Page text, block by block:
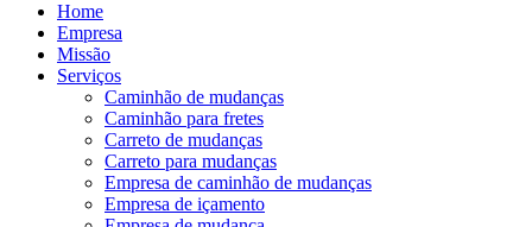
Home
Empresa
Missão
Serviços
Caminhão de mudanças
Caminhão para fretes
Carreto de mudanças
Carreto para mudanças
Empresa de caminhão de mudanças
Empresa de içamento